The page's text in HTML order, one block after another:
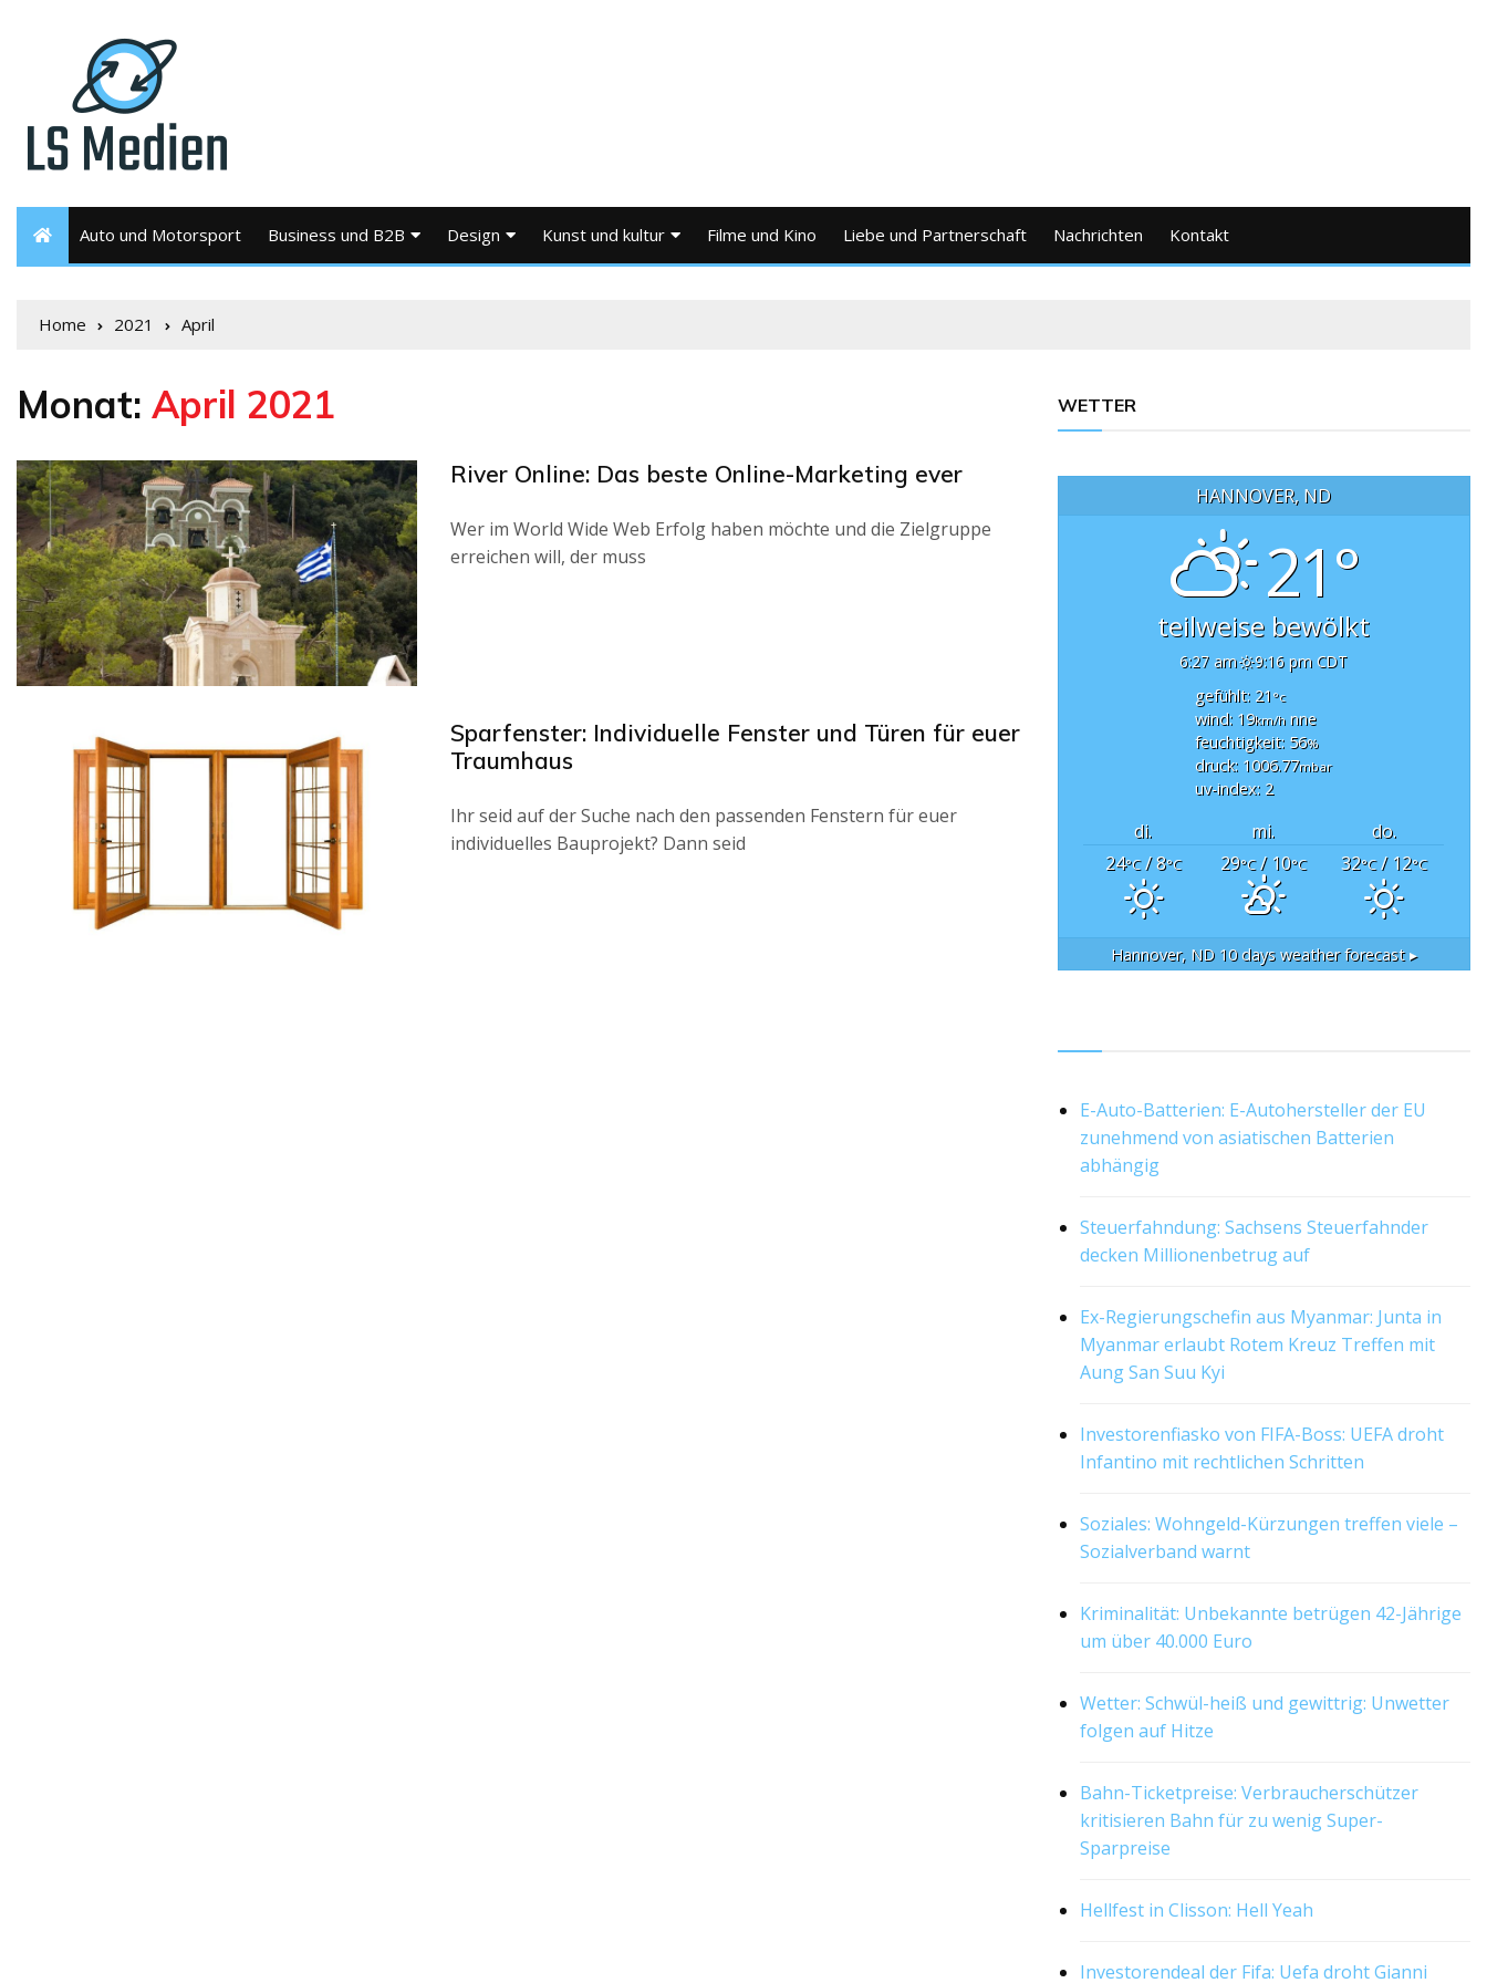
Auto und Motorsport Business und B2B Design Kunst und kultur Filme und Kino Liebe und Partnerschaft Nachrichten Kontakt
Home 2021 April
Monat: April 2021
River Online: Das beste Online-Marketing ever
Wer im World Wide Web Erfolg haben möchte und die Zielgruppe
erreichen will, der muss
Sparfenster: Individuelle Fenster und Türen für euer
Traumhaus
Ihr seid auf der Suche nach den passenden Fenstern für euer
individuelles Bauprojekt? Dann seid
WETTER
HANNOVER, ND
21°
teilweise bewölkt
6:27 am
9:16 pm CDT
gefühlt: 21 °c
wind: 19km/h nne
feuchtigkeit: 56%
druck: 1006.77mbar
uv-index: 2
di. mi.
do.
24°C/ 8°C 29°C/ 10°C 32°C/ 12°C
Hannover, ND10 days weather forecast ▸
E-Auto-Batterien: E-Autohersteller der EU
zunehmend von asiatischen Batterien
abhängig
Steuerfahndung: Sachsens Steuerfahnder
decken Millionenbetrug auf
Ex-Regierungschefin aus Myanmar: Junta in
Myanmar erlaubt Rotem Kreuz Treffen mit
Aung San Suu Kyi
Investorenfiasko von FIFA-Boss: UEFA droht
Infantino mit rechtlichen Schritten
Soziales: Wohngeld-Kürzungen treffen viele –
Sozialverband warnt
Kriminalität: Unbekannte betrügen 42-Jährige
um über 40.000 Euro
Wetter: Schwül-heiß und gewittrig: Unwetter
folgen auf Hitze
Bahn-Ticketpreise: Verbraucherschützer
kritisieren Bahn für zu wenig Super-
Sparpreise
Hellfest in Clisson: Hell Yeah
Investorendeal der Fifa: Uefa droht Gianni